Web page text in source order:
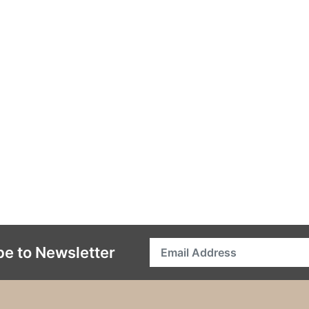
to Newsletter